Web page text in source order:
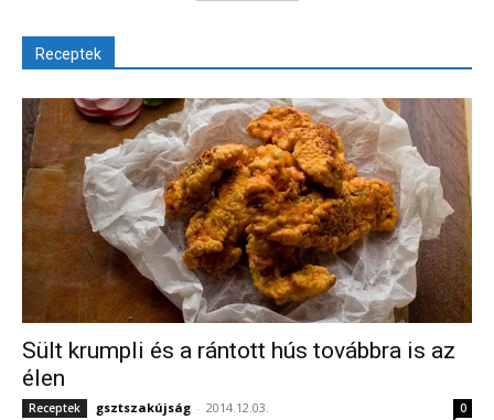
Receptek
Sült krumpli és a rántott hús továbbra is az
élen
Receptek gsztszakújság - 2014.12.03. 0